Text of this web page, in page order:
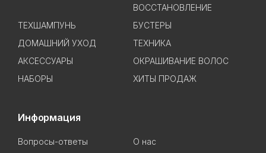
ВОССТАНОВЛЕНИЕ
ТЕХШАМПУНЬ
БУСТЕРЫ
ДОМАШНИЙ УХОД
ТЕХНИКА
АКСЕССУАРЫ
ОКРАШИВАНИЕ ВОЛОС
НАБОРЫ
ХИТЫ ПРОДАЖ
Информация
Вопросы-ответы
О нас